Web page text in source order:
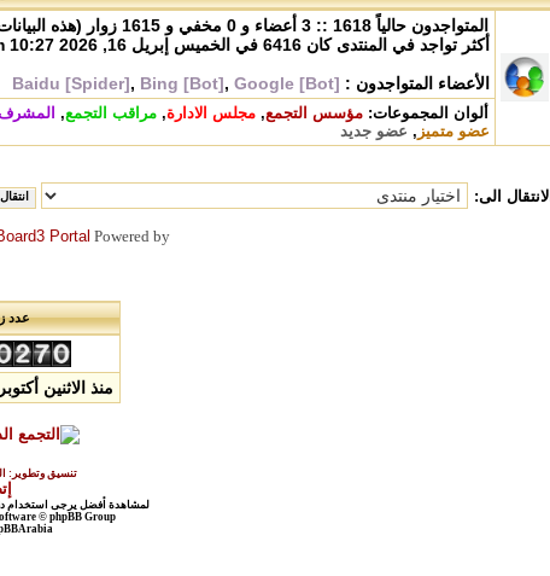
المتواجدون حالياً 1618 :: 3 أعضاء و 0 مخفي و 1615 زوار (هذه البيانات تعتمد على الأعضاء النشيطين خلال دقائق 5 ماضية)
أكثر تواجد في المنتدى كان 6416 في الخميس إبريل 16, 2026 10:27 am
الأعضاء المتواجدون :
Baidu [Spider], Bing [Bot], Google [Bot]
ألوان المجموعات: مؤسس التجمع, مجلس الادارة, مراقب التجمع,
عضو متميز , عضو جديد
الانتقال الى:
Powered by
Portal
عدد
منذ الاثنين أكتوبر 04, 2004 1:04 pm
تنسيق وتطوير:
لمشاهدة أفضل يرجى استخدام
© phpBB Group